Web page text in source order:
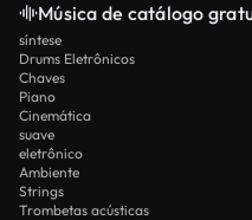
Música de catálogo
síntese
Drums Eletrônicos
Chaves
Piano
Cinemática
suave
eletrônico
Ambiente
Strings
Trombetas acústicas